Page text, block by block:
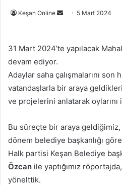
Keşan Online
Bir
göndermek
5 Mart 2024
31 Mart 2024’te yapılacak
devam ediyor.
Adaylar saha çalışmalarını son
vatandaşlarla bir araya
ve projelerini anlatarak oylarını
Bu süreçte bir araya geldiğimiz,
dönem belediye başkanlığı
Halk partisi Keşan Belediye
Özcan ile yaptığımız
yönelttik.